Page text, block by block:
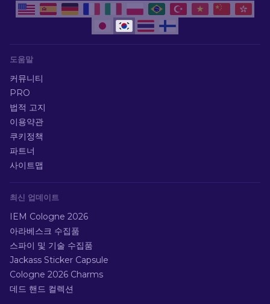
도움말
커뮤니티
PRO
법적 고지
이용약관
쿠키정책
파트너
사이트맵
최신 업데이트
IEM Cologne 2026
아라베스크 수집품
스파이 및 기술 수집품
Jackass Sticker Capsule
Cologne 2026 Charms
데드 핸드 컬렉션